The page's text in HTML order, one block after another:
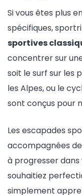
Si vous êtes plus
spécifiques,
sportives
concentrer sur
soit le surf sur les
les Alpes, ou le
sont conçus pour
Les escapades
accompagnées
à progresser
souhaitiez
simplement